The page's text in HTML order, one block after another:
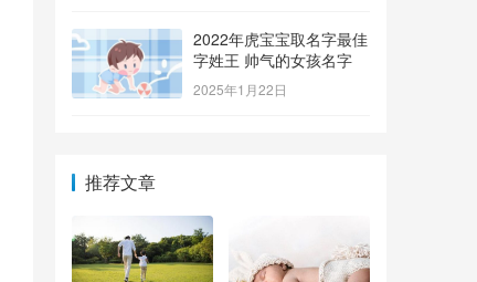
2022年虎宝宝取名字最佳
字姓王 帅气的女孩名字
2025年1月22日
推荐文章